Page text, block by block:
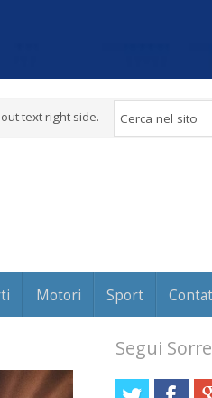
text right side.
Motori Sport
Segui